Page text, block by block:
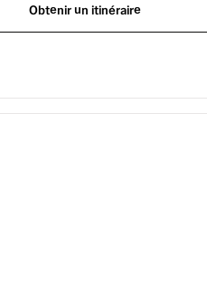
Obtenir un itinéraire